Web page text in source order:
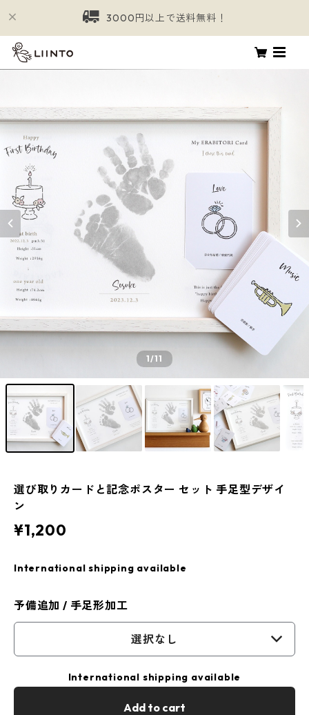
3000円以上で送料無料！
1/11
選び取りカードと記念ポスター セット 手足型デザイ
ン
¥1,200
International shipping available
予備追加 / 手足形加工
選択なし
International shipping available
Add to cart